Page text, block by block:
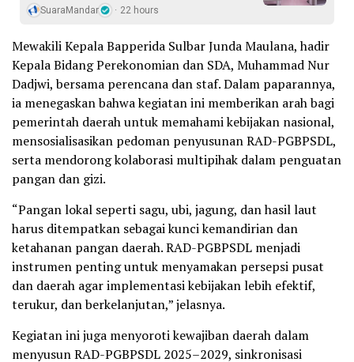
SuaraMandar 22 hours
Mewakili Kepala Bapperida Sulbar Junda Maulana, hadir
Kepala Bidang Perekonomian dan SDA, Muhammad Nur
Dadjwi, bersama perencana dan staf. Dalam paparannya,
ia menegaskan bahwa kegiatan ini memberikan arah bagi
pemerintah daerah untuk memahami kebijakan nasional,
mensosialisasikan pedoman penyusunan RAD-PGBPSDL,
serta mendorong kolaborasi multipihak dalam penguatan
pangan dan gizi.
“Pangan lokal seperti sagu, ubi, jagung, dan hasil laut
harus ditempatkan sebagai kunci kemandirian dan
ketahanan pangan daerah. RAD-PGBPSDL menjadi
instrumen penting untuk menyamakan persepsi pusat
dan daerah agar implementasi kebijakan lebih efektif,
terukur, dan berkelanjutan,” jelasnya.
Kegiatan ini juga menyoroti kewajiban daerah dalam
menyusun RAD-PGBPSDL 2025–2029, sinkronisasi